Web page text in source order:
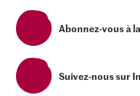
Abonnez-vous à
Suivez-nous sur